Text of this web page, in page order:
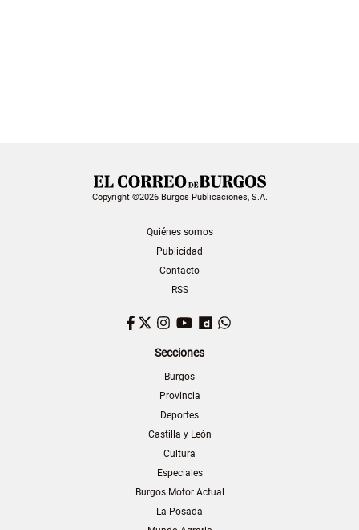
Copyright ©2026 Burgos Publicaciones, S.A.
Quiénes somos
Publicidad
Contacto
RSS
Facebook
TwitterInstagram
YouTubeDailymotion
Secciones
Burgos
Provincia
Deportes
Castilla y León
Cultura
Especiales
Burgos Motor Actual
La Posada